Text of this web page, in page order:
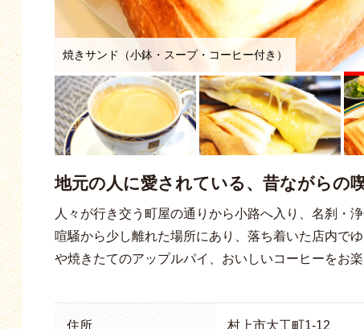
焼きサンド（小鉢・スープ・コーヒー付き）
地元の人に愛されている、昔ながらの
人々が行き交う町屋の通りから小路へ入り、名刹・
喧騒から少し離れた場所にあり、落ち着いた店内で
や焼きたてのアップルパイ、おいしいコーヒーをお楽
住所 村上市大工町1-12